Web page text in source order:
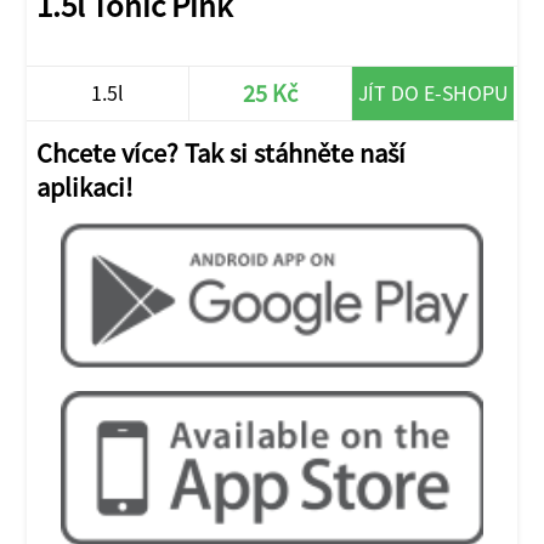
1.5l 25 Kč JÍT DO E-SHOPU
Chcete více? Tak si stáhněte naší
aplikaci!